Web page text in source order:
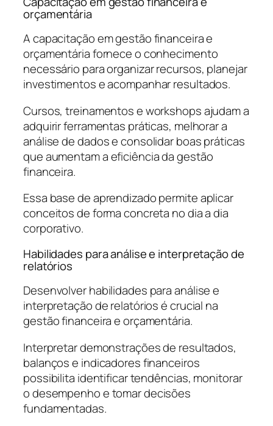
orçamentária
A capacitação em gestão financeira e
orçamentária fornece o conhecimento
necessário para organizar recursos, planejar
investimentos e acompanhar resultados.
Cursos, treinamentos e workshops ajudam a
adquirir ferramentas práticas, melhorar a
análise de dados e consolidar boas práticas
que aumentam a eficiência da gestão
financeira.
Essa base de aprendizado permite aplicar
conceitos de forma concreta no dia a dia
corporativo.
Habilidades para análise e interpretação de
relatórios
Desenvolver habilidades para análise e
interpretação de relatórios é crucial na
gestão financeira e orçamentária.
Interpretar demonstrações de resultados,
balanços e indicadores financeiros
possibilita identificar tendências, monitorar
o desempenho e tomar decisões
fundamentadas.